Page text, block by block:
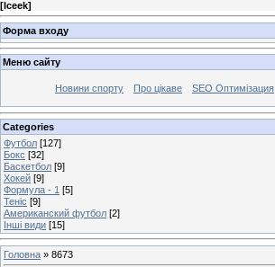
[Iceek]
Форма входу
Меню сайту
Новини спорту Про цікаве SEO Оптимізация
Categories
Футбол [127]
Бокс [32]
Баскетбол [9]
Хокей [9]
Формула - 1 [5]
Теніс [9]
Американский футбол [2]
Інші види [15]
Головна » 8673